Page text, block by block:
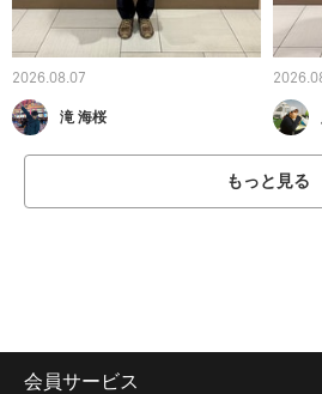
2026.08.07
滝 海桜
もっと見る
会員サービス